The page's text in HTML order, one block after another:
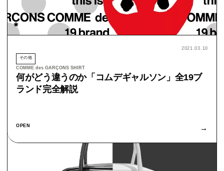
2021.03.10
その他
COMME des GARÇONS SHIRT
何がどう違うのか「コムデギャルソン」全19ブ
ランド完全解説
OPEN →